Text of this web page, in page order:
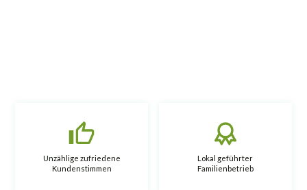
Unzählige zufriedene
Kundenstimmen
Lokal geführter
Familienbetrieb